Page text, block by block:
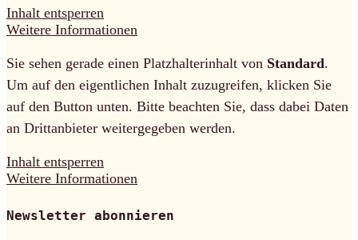
Inhalt entsperren
Weitere Informationen
Sie sehen gerade einen Platzhalterinhalt von Standard.
Um auf den eigentlichen Inhalt zuzugreifen, klicken Sie
auf den Button unten. Bitte beachten Sie, dass dabei Daten
an Drittanbieter weitergegeben werden.
Inhalt entsperren
Weitere Informationen
Newsletter abonnieren